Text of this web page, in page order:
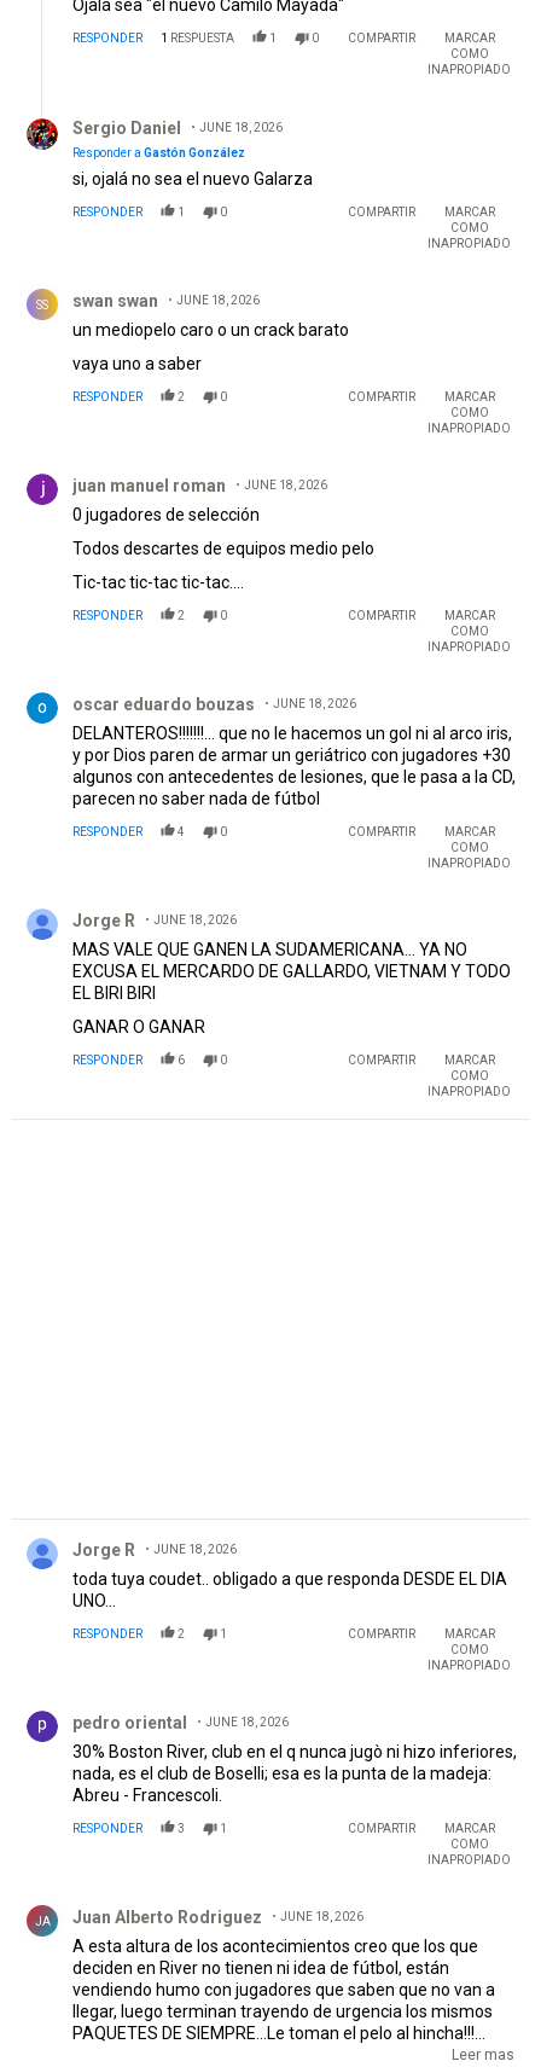
Ojalá sea "el nuevo Camilo Mayada"
RESPONDER 1 RESPUESTA 1 0 COMPARTIR
MARCAR
COMO
INAPROPIADO
Sergio Daniel
JUNE 18, 2026
Responder a Gastón González
si, ojalá no sea el nuevo Galarza
RESPONDER 1 0 COMPARTIR
MARCAR
COMO
INAPROPIADO
SS swan swan JUNE 18, 2026
un mediopelo caro o un crack barato
vaya uno a saber
RESPONDER 2 0 COMPARTIR
MARCAR
COMO
INAPROPIADO
juan manuel roman JUNE 18, 2026
0 jugadores de selección
Todos descartes de equipos medio pelo
Tic-tac tic-tac tic-tac....
RESPONDER 2 0 COMPARTIR
MARCAR
COMO
INAPROPIADO
oscar eduardo bouzas JUNE 18, 2026
DELANTEROS!!!!!!!... que no le hacemos un gol ni al arco iris,
y por Dios paren de armar un geriátrico con jugadores +30
algunos con antecedentes de lesiones, que le pasa a la CD,
parecen no saber nada de fútbol
RESPONDER 4 0 COMPARTIR
MARCAR
COMO
INAPROPIADO
Jorge R JUNE 18, 2026
MAS VALE QUE GANEN LA SUDAMERICANA... YA NO
EXCUSA EL MERCARDO DE GALLARDO, VIETNAM Y TODO
EL BIRI BIRI
GANAR O GANAR
RESPONDER 6 0 COMPARTIR
MARCAR
COMO
INAPROPIADO
Jorge R JUNE 18, 2026
toda tuya coudet.. obligado a que responda DESDE EL DIA
UNO...
RESPONDER 2 1 COMPARTIR
MARCAR
COMO
INAPROPIADO
pedro oriental JUNE 18, 2026
30% Boston River, club en el q nunca jugò ni hizo inferiores,
nada, es el club de Boselli; esa es la punta de la madeja:
Abreu - Francescoli.
RESPONDER 3 1 COMPARTIR
MARCAR
COMO
INAPROPIADO
JA Juan Alberto Rodriguez JUNE 18, 2026
A esta altura de los acontecimientos creo que los que
deciden en River no tienen ni idea de fútbol, están
vendiendo humo con jugadores que saben que no van a
llegar, luego terminan trayendo de urgencia los mismos
PAQUETES DE SIEMPRE…Le toman el pelo al hincha!!!
Acuérdense si no cambian a los encargados de buscar los
Leer mas